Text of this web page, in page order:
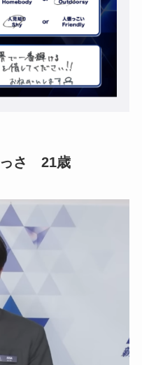
さ 21歳